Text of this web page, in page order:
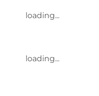
loading...
loading...